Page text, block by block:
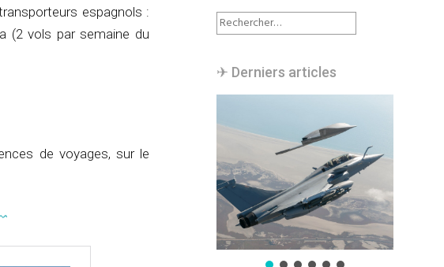
espagnols :
(2 vols par semaine du
de voyages, sur le
Rechercher :
✈︎ Derniers articles